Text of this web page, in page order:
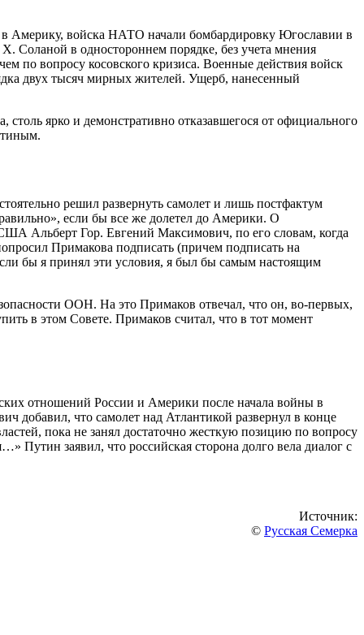
в Америку, войска НАТО начали бомбардировку Югославии в
Соланой в одностороннем порядке, без учета мнения
по вопросу косовского кризиса. Военные действия войск
двух тысяч мирных жителей. Ущерб, нанесенный
ярко и демонстративно отказавшегося от официального
решил развернуть самолет и лишь постфактум
если бы все же долетел до Америки. О
Альберт Гор. Евгений Максимович, по его словам, когда
Примакова подписать (причем подписать на
бы я принял эти условия, я был бы самым настоящим
ООН. На это Примаков отвечал, что он, во-первых,
в этом Совете. Примаков считал, что в тот момент
отношений России и Америки после начала войны в
добавил, что самолет над Атлантикой развернул в конце
пока не занял достаточно жесткую позицию по вопросу
Путин заявил, что российская сторона долго вела диалог с
Источник:
© Русская Семерка